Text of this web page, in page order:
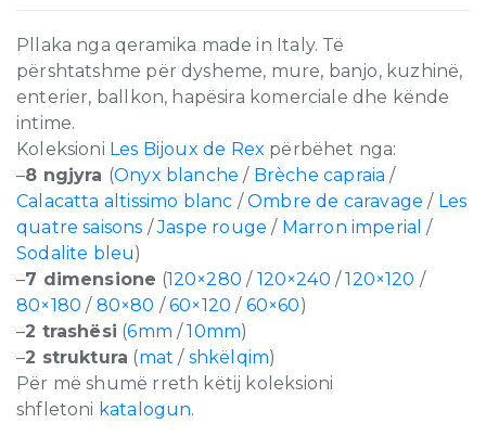
Pllaka nga qeramika made in Italy. Të
përshtatshme për dysheme, mure, banjo, kuzhinë,
enterier, ballkon, hapësira komerciale dhe kënde
intime.
Koleksioni Les Bijoux de Rex përbëhet nga:
–8 ngjyra (Onyx blanche / Brèche capraia /
Calacatta altissimo blanc /Ombre de caravage / Les
quatre saisons /Jaspe rouge / Marron imperial /
Sodalite bleu)
–7 dimensione (120×280 / 120×240 /120×120 /
80×180 / 80×80 /60×120 / 60×60)
–2 trashësi (6mm /10mm)
–2 struktura (mat / shkëlqim)
Për më shumë rreth këtij koleksioni
shfletoni katalogun.